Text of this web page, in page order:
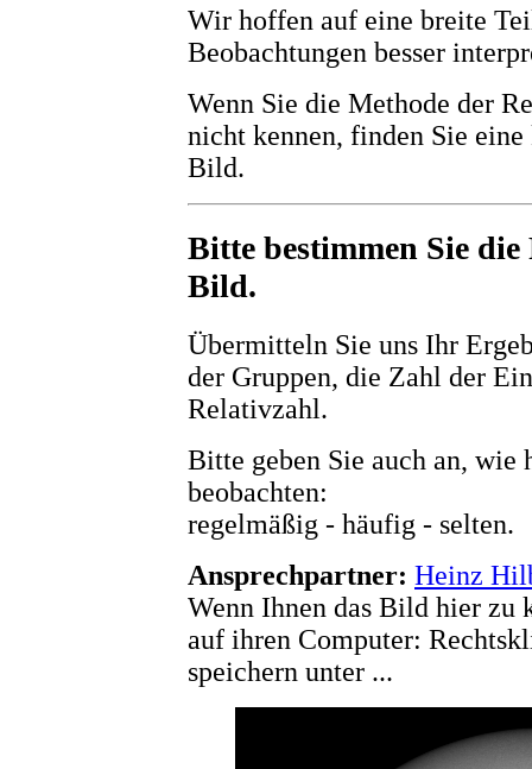
Wir hoffen auf eine breite
Beobachtungen besser
Wenn Sie die Methode der
nicht kennen, finden Sie
Bild.
Bitte bestimmen Sie
Bild.
Übermitteln Sie uns Ihr
der Gruppen, die Zahl der
Relativzahl.
Bitte geben Sie auch an, wie
beobachten:
regelmäßig - häufig - selten.
Ansprechpartner: Heinz
Wenn Ihnen das Bild hier zu
auf ihren Computer:
speichern unter ...